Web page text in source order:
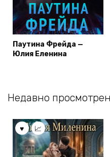
Паутина Фрейда —
Юлия Еленина
Недавно